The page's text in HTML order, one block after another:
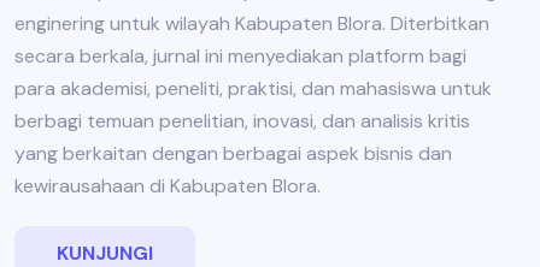
enginering untuk wilayah Kabupaten Blora. Diterbitkan
secara berkala, jurnal ini menyediakan platform bagi
para akademisi, peneliti, praktisi, dan mahasiswa untuk
berbagi temuan penelitian, inovasi, dan analisis kritis
yang berkaitan dengan berbagai aspek bisnis dan
kewirausahaan di Kabupaten Blora.
KUNJUNGI